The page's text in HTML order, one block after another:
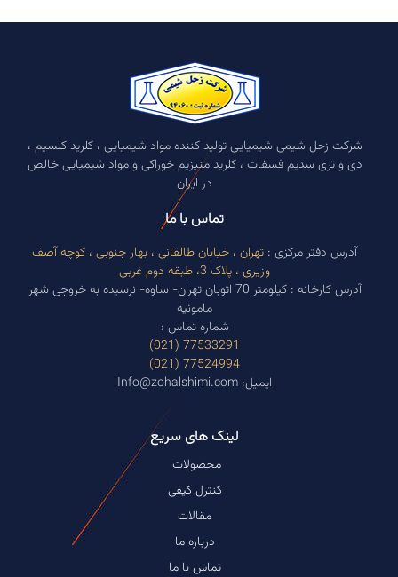
شرکت زحل شیمی شیمیایی تولید کننده مواد شیمیایی ، کلرید کلسیم ،
دی و تری سدیم فسفات ، کلرید منیزیم خوراکی و مواد شیمیایی خالص
در ایران
تماس با ما
آدرس دفتر مرکزی : تهران ، خیابان طالقانی ، بهار جنوبی ، کوچه آصف
وزیری ، پلاک 3، طبقه دوم غربی
آدرس کارخانه : کیلومتر 70 اتوبان تهران- ساوه- نرسیده به خروجی شهر
مامونیه
شماره تماس :
77533291 (021)
77524994 (021)
ایمیل: Info@zohalshimi.com
لینک های سریع
محصولات
کنترل کیفی
مقالات
درباره ما
تماس با ما